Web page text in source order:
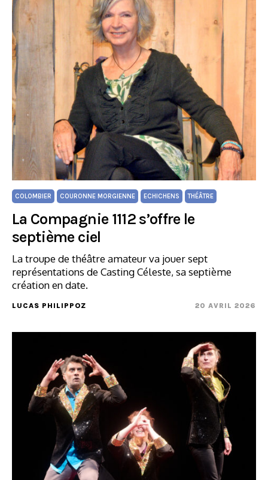
COLOMBIER COURONNE MORGIENNE ECHICHENS THÉÂTRE
La Compagnie 1112 s’offre le
septième ciel
La troupe de théâtre amateur va jouer sept
représentations de Casting Céleste, sa septième
création en date.
LUCAS PHILIPPOZ 20 AVRIL 2026